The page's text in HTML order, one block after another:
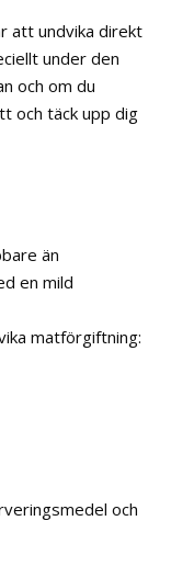
att undvika direkt
under den
och om du
och täck upp dig
än
en mild
matförgiftning:
och